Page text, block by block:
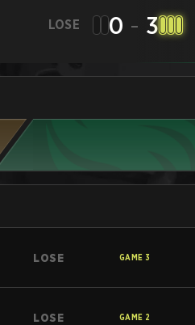
LOSE 0 - 3
LOSE GAME 3
LOSE GAME 2